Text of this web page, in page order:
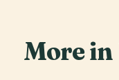
More in